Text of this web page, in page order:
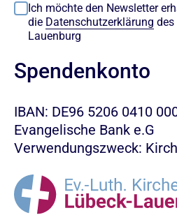
Ich möchte den Newsletter
die Datenschutzerklärung des
Lauenburg
Spendenkonto
IBAN: DE96 5206 0410
Evangelische Bank e.G
Verwendungszweck: